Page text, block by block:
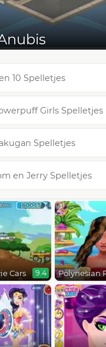
10 Spelletjes
Girls Spelletjes
Spelletjes
en Jerry Spelletjes
Cars 9.4